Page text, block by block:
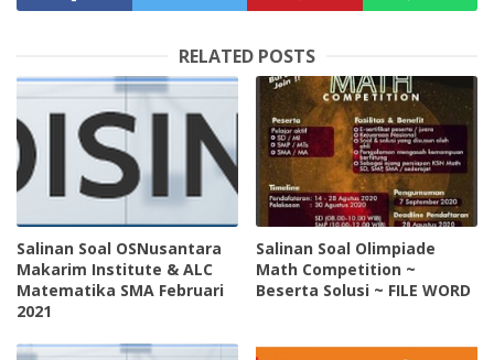
RELATED POSTS
Salinan Soal OSNusantara
Makarim Institute & ALC
Matematika SMA Februari
2021
Salinan Soal Olimpiade
Math Competition ~
Beserta Solusi ~ FILE WORD